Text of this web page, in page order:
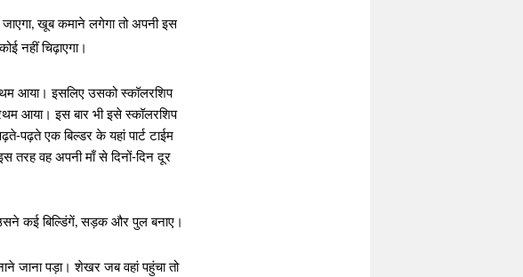
,खूब कमाने लगेगा तो अपनी इस
नहीं चिढ़ाएगा।
आया। इसलिए उसको स्कॉलरशिप
आया। इस बार भी इसे स्कॉलरशिप
पढ़ते एक बिल्डर के यहां पार्ट टाईम
वह अपनी माँ से दिनों-दिन दूर
कई बिल्डिंगें,सड़क और पुल बनाए।
जाना पड़ा। शेखर जब वहां पहुंचा तो